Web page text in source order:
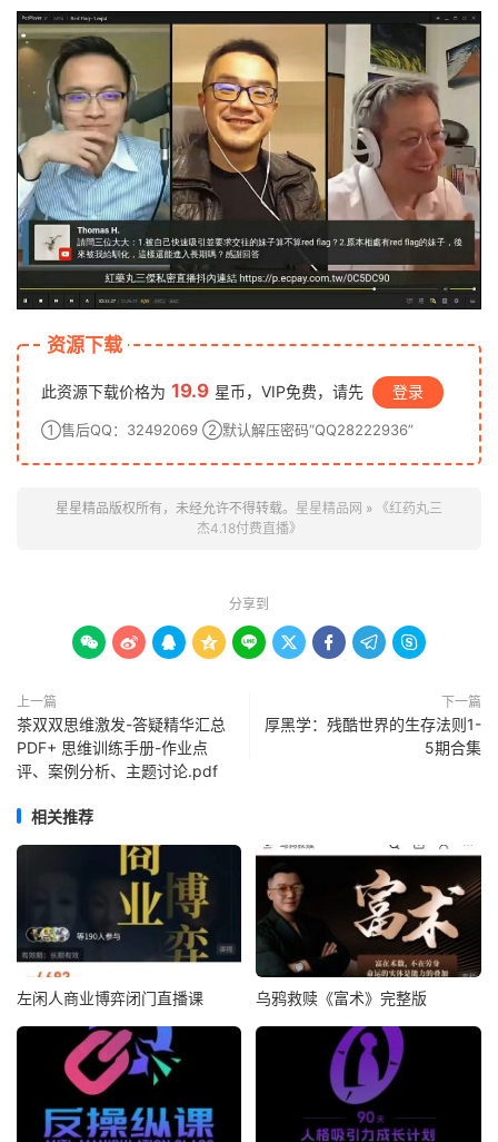
资源下载
此资源下载价格为 19.9 星币，VIP免费，请先 登录
①售后QQ：32492069 ②默认解压密码“QQ28222936”
星星精品版权所有，未经允许不得转载。 星星精品网 » 《红药丸三
杰4.18付费直播》
分享到
        
上一篇
茶双双思维激发-答疑精华汇总
PDF+ 思维训练手册-作业点
评、案例分析、主题讨论.pdf
下一篇
厚黑学：残酷世界的生存法则1-
5期合集
相关推荐
左闲人商业博弈闭门直播课 乌鸦救赎《富术》完整版